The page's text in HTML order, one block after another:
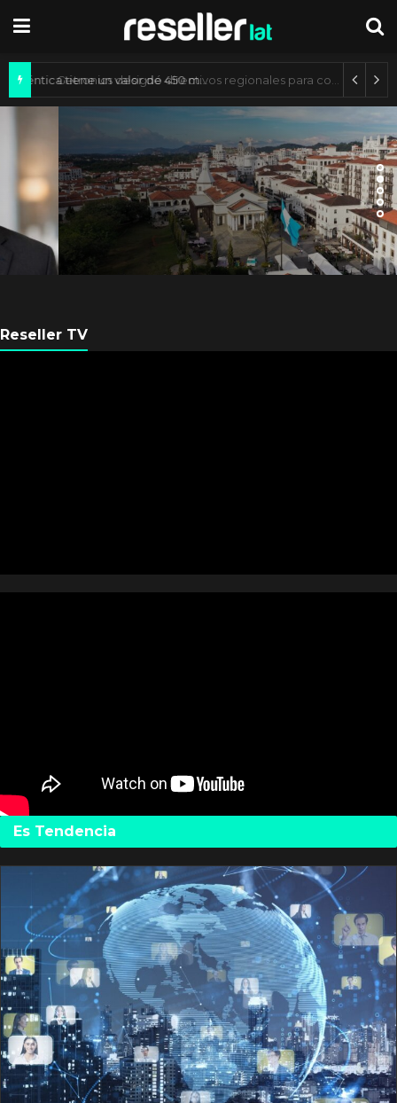
Mercado de IA agéntica tiene un valor de 450 mil millones de dólares
ES NOTICIA
Axis Communications y
Guatemala crean una ciudad
inteligente
Reseller TV
Es Tendencia